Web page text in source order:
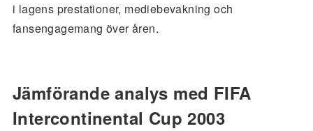
i lagens prestationer, mediebevakning och
fansengagemang över åren.
Jämförande analys med FIFA
Intercontinental Cup 2003